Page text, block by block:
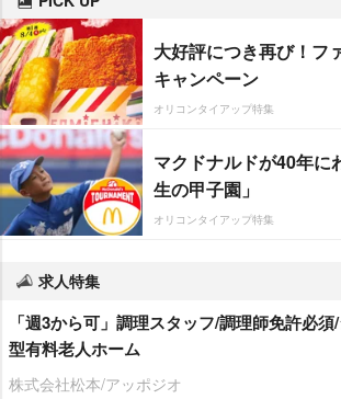
大好評につき再び！フ
キャンペーン
オリコンタイアップ特集
マクドナルドが40年に
生の甲子園」
オリコンタイアップ特集
求人特集
「週3から可」調理スタッフ/調理師免許必
型有料老人ホーム
株式会社松本/アッポジオ